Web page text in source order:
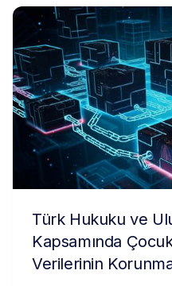
Türk Hukuku ve
Kapsamında
Verilerinin